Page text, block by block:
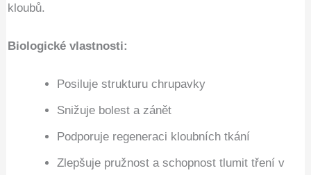
kloubů.
Biologické vlastnosti:
Posiluje strukturu chrupavky
Snižuje bolest a zánět
Podporuje regeneraci kloubních tkání
Zlepšuje pružnost a schopnost tlumit tření v